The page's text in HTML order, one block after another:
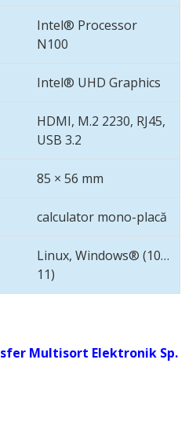
Intel® Processor
N100
Intel® UHD Graphics
HDMI, M.2 2230, RJ45,
USB 3.2
85 × 56 mm
calculator mono-placă
Linux, Windows® (10…
11)
Multisort Elektronik Sp.